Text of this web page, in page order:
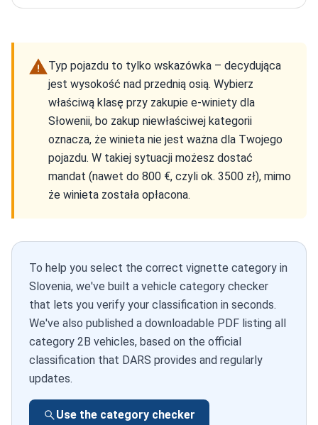
Typ pojazdu to tylko wskazówka – decydująca
jest wysokość nad przednią osią. Wybierz
właściwą klasę przy zakupie e-winiety dla
Słowenii, bo zakup niewłaściwej kategorii
oznacza, że winieta nie jest ważna dla Twojego
pojazdu. W takiej sytuacji możesz dostać
mandat (nawet do 800 €, czyli ok. 3500 zł), mimo
że winieta została opłacona.
To help you select the correct vignette category in
Slovenia, we've built a vehicle category checker
that lets you verify your classification in seconds.
We've also published a downloadable PDF listing all
category 2B vehicles, based on the official
classification that DARS provides and regularly
updates.
Use the category checker